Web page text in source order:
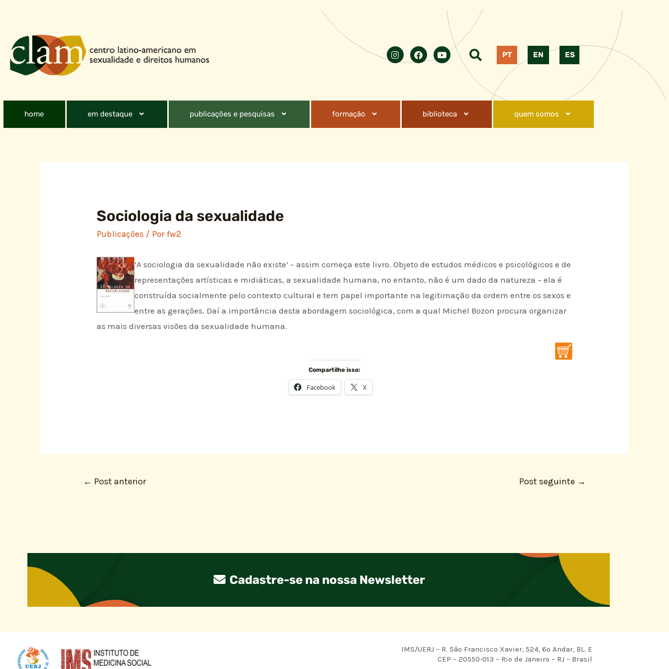
PT EN ES
home em destaque publicações e pesquisas formação biblioteca quem somos
Sociologia da sexualidade
Publicações / Porfw2
‘A sociologia da sexualidade não existe’ – assim começa este livro. Objeto de estudos médicos e psicológicos e de
representações artísticas e midiáticas, a sexualidade humana, no entanto, não é um dado da natureza – ela é
construída socialmente pelo contexto cultural e tem papel importante na legitimação da ordem entre os sexos e
entre as gerações. Daí a importância desta abordagem sociológica, com a qual Michel Bozon procura organizar
as mais diversas visões da sexualidade humana.
Compartilhe isso:
Facebook X
← Post anterior Post seguinte →
Cadastre-se na nossa Newsletter
IMS/UERJ – R. São Francisco Xavier, 524, 6º Andar, BL. E
CEP – 20550-013 – Rio de Janeiro – RJ – Brasil